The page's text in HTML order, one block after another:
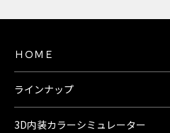
ＨＯＭＥ
ラインナップ
3D内装カラーシミュレーター